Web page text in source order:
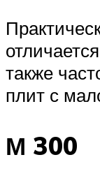
также
плит с
М 300